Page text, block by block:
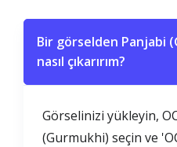
Bir görselden Panjabi
nasıl çıkarırım?
Görselinizi yükleyin,
(Gurmukhi) seçin ve